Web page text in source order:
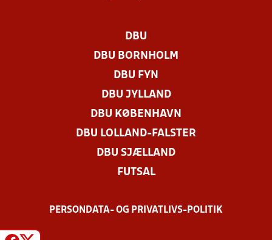
DBU
DBU BORNHOLM
DBU FYN
DBU JYLLAND
DBU KØBENHAVN
DBU LOLLAND-FALSTER
DBU SJÆLLAND
FUTSAL
PERSONDATA- OG PRIVATLIVS-POLITIK